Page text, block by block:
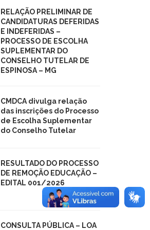
RELAÇÃO PRELIMINAR DE
CANDIDATURAS DEFERIDAS
E INDEFERIDAS –
PROCESSO DE ESCOLHA
SUPLEMENTAR DO
CONSELHO TUTELAR DE
ESPINOSA – MG
CMDCA divulga relação
das inscrições do Processo
de Escolha Suplementar
do Conselho Tutelar
RESULTADO DO PROCESSO
DE REMOÇÃO EDUCAÇÃO –
EDITAL 001/2026
CONSULTA PÚBLICA – LOA